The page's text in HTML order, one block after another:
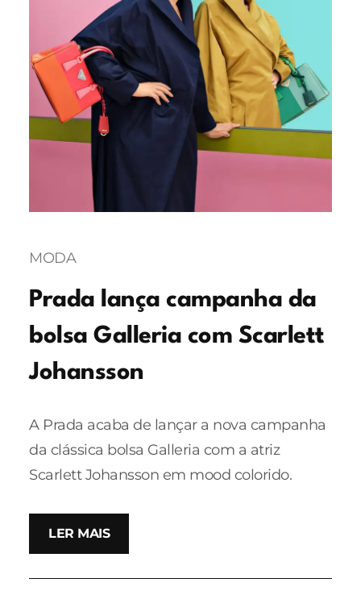
MODA
Prada lança campanha da
bolsa Galleria com Scarlett
Johansson
A Prada acaba de lançar a nova campanha
da clássica bolsa Galleria com a atriz
Scarlett Johansson em mood colorido.
LER MAIS